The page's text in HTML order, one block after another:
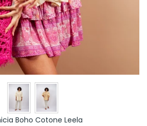
Boho Cotone Leela